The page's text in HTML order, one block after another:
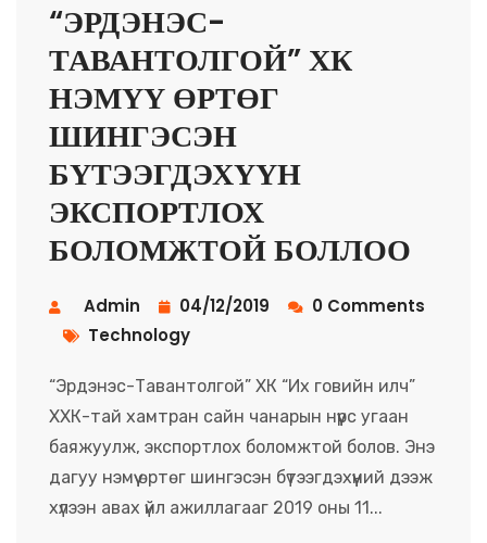
“ЭРДЭНЭС-
ТАВАНТОЛГОЙ” ХК
НЭМҮҮ ӨРТӨГ
ШИНГЭСЭН
БҮТЭЭГДЭХҮҮН
ЭКСПОРТЛОХ
БОЛОМЖТОЙ БОЛЛОО
Admin 04/12/2019
0 Comments
Technology
“Эрдэнэс-Тавантолгой” ХК “Их говийн илч”
ХХК-тай хамтран сайн чанарын нүүрс угаан
баяжуулж, экспортлох боломжтой болов. Энэ
дагуу нэмүү өртөг шингэсэн бүтээгдэхүүний дээж
хүлээн авах үйл ажиллагааг 2019 оны 11...